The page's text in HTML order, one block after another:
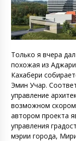
Только я вчера дал
похожая из
Кахабери
Эмин Учар.
управление
возможном
автором проекта
управления
мэрии города,